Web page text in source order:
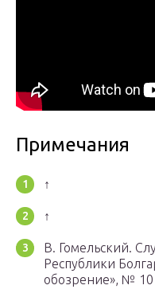
Примечания
↑
↑
В. Гомельский.
Республики
обозрение», № 10